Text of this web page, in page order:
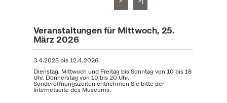
Veranstaltungen für Mittwoch, 25.
März 2026
3.4.2025bis12.4.2026
Dienstag, Mittwoch und Freitag bis Sonntag von 10 bis 18
Uhr, Donnerstag von 10 bis 20 Uhr.
Sonderöffnungszeiten entnehmen Sie bitte der
Internetseite des Museums.